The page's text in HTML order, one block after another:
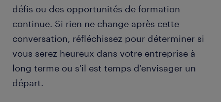
défis ou des opportunités de formation
continue. Si rien ne change après cette
conversation, réfléchissez pour déterminer si
vous serez heureux dans votre entreprise à
long terme ou s'il est temps d'envisager un
départ.